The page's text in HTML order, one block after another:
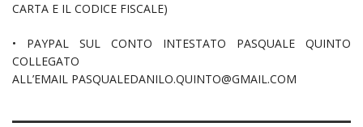
CARTA E IL CODICE FISCALE)
• PAYPAL SUL CONTO INTESTATO PASQUALE QUINTO
COLLEGATO
ALL’EMAIL PASQUALEDANILO.QUINTO@GMAIL.COM